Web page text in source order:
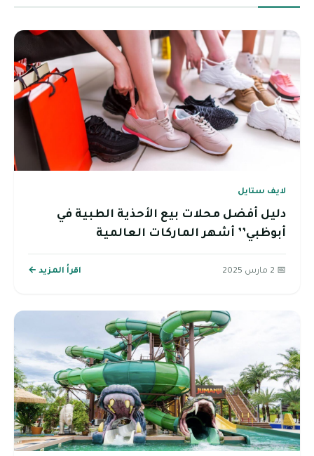
لايف ستايل
دليل أفضل محلات بيع الأحذية الطبية في
أبوظبي’’ أشهر الماركات العالمية
📅 2 مارس 2025 اقرأ المزيد ←